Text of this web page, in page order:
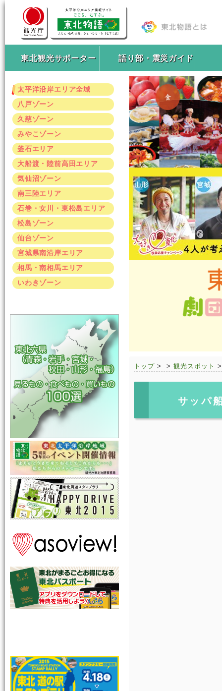
東北観光サポーター 語り部・震災ガイド
太平洋沿岸エリア全域
八戸ゾーン
久慈ゾーン
みやこゾーン
釜石エリア
大船渡・陸前高田エリア
気仙沼ゾーン
南三陸エリア
石巻・女川・東松島エリア
松島ゾーン
仙台ゾーン
宮城県南沿岸エリア
相馬・南相馬エリア
いわきゾーン
トップ > > 観光スポット
サッパ